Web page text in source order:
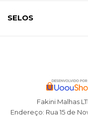
SELOS
Fakini Malhas
Endereço: Rua 15 de